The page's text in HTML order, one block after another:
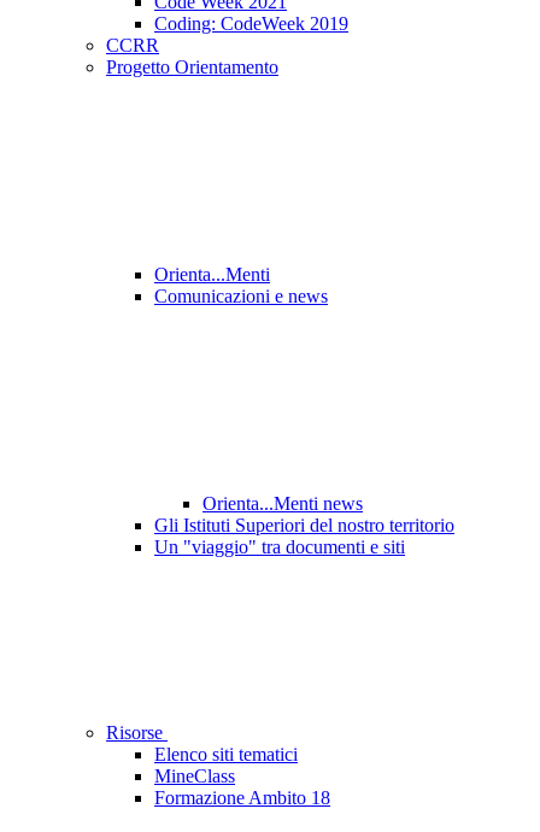
Coding: CodeWeek 2019
CCRR
Progetto Orientamento
Orienta...Menti
Comunicazioni e news
Orienta...Menti news
Gli Istituti Superiori del nostro territorio
Un "viaggio" tra documenti e siti
Risorse
Elenco siti tematici
MineClass
Formazione Ambito 18